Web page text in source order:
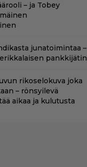
– ja Tobey
junatoimintaa –
pankkijätin
rikoselokuva joka
– rönsyilevä
aikaa ja kulutusta